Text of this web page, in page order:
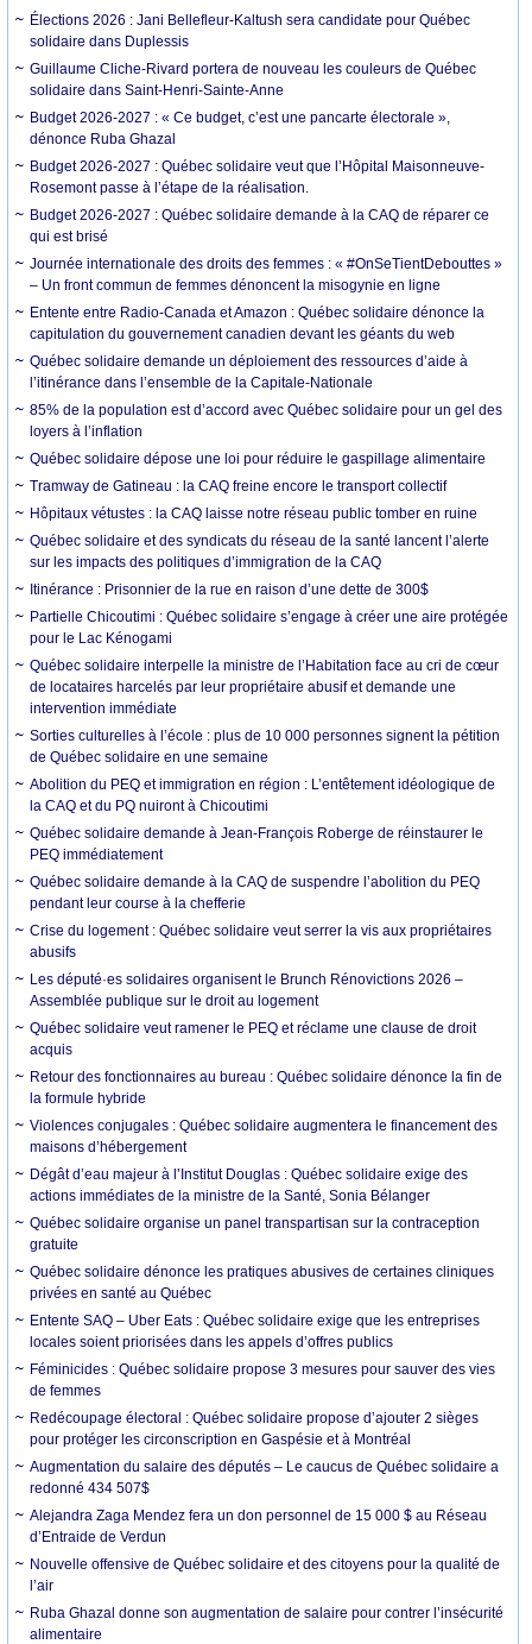
Élections 2026 : Jani Bellefleur-Kaltush sera candidate pour Québec
solidaire dans Duplessis
Guillaume Cliche-Rivard portera de nouveau les couleurs de Québec
solidaire dans Saint-Henri-Sainte-Anne
Budget 2026-2027 : « Ce budget, c’est une pancarte électorale »,
dénonce Ruba Ghazal
Budget 2026-2027 : Québec solidaire veut que l’Hôpital Maisonneuve-
Rosemont passe à l’étape de la réalisation.
Budget 2026-2027 : Québec solidaire demande à la CAQ de réparer ce
qui est brisé
Journée internationale des droits des femmes : « #OnSeTientDebouttes »
– Un front commun de femmes dénoncent la misogynie en ligne
Entente entre Radio-Canada et Amazon : Québec solidaire dénonce la
capitulation du gouvernement canadien devant les géants du web
Québec solidaire demande un déploiement des ressources d’aide à
l’itinérance dans l’ensemble de la Capitale-Nationale
85% de la population est d’accord avec Québec solidaire pour un gel des
loyers à l’inflation
Québec solidaire dépose une loi pour réduire le gaspillage alimentaire
Tramway de Gatineau : la CAQ freine encore le transport collectif
Hôpitaux vétustes : la CAQ laisse notre réseau public tomber en ruine
Québec solidaire et des syndicats du réseau de la santé lancent l’alerte
sur les impacts des politiques d’immigration de la CAQ
Itinérance : Prisonnier de la rue en raison d’une dette de 300$
Partielle Chicoutimi : Québec solidaire s’engage à créer une aire protégée
pour le Lac Kénogami
Québec solidaire interpelle la ministre de l’Habitation face au cri de cœur
de locataires harcelés par leur propriétaire abusif et demande une
intervention immédiate
Sorties culturelles à l’école : plus de 10 000 personnes signent la pétition
de Québec solidaire en une semaine
Abolition du PEQ et immigration en région : L’entêtement idéologique de
la CAQ et du PQ nuiront à Chicoutimi
Québec solidaire demande à Jean-François Roberge de réinstaurer le
PEQ immédiatement
Québec solidaire demande à la CAQ de suspendre l’abolition du PEQ
pendant leur course à la chefferie
Crise du logement : Québec solidaire veut serrer la vis aux propriétaires
abusifs
Les député·es solidaires organisent le Brunch Rénovictions 2026 –
Assemblée publique sur le droit au logement
Québec solidaire veut ramener le PEQ et réclame une clause de droit
acquis
Retour des fonctionnaires au bureau : Québec solidaire dénonce la fin de
la formule hybride
Violences conjugales : Québec solidaire augmentera le financement des
maisons d’hébergement
Dégât d’eau majeur à l’Institut Douglas : Québec solidaire exige des
actions immédiates de la ministre de la Santé, Sonia Bélanger
Québec solidaire organise un panel transpartisan sur la contraception
gratuite
Québec solidaire dénonce les pratiques abusives de certaines cliniques
privées en santé au Québec
Entente SAQ – Uber Eats : Québec solidaire exige que les entreprises
locales soient priorisées dans les appels d’offres publics
Féminicides : Québec solidaire propose 3 mesures pour sauver des vies
de femmes
Redécoupage électoral : Québec solidaire propose d’ajouter 2 sièges
pour protéger les circonscription en Gaspésie et à Montréal
Augmentation du salaire des députés – Le caucus de Québec solidaire a
redonné 434 507$
Alejandra Zaga Mendez fera un don personnel de 15 000 $ au Réseau
d’Entraide de Verdun
Nouvelle offensive de Québec solidaire et des citoyens pour la qualité de
l’air
Ruba Ghazal donne son augmentation de salaire pour contrer l’insécurité
alimentaire